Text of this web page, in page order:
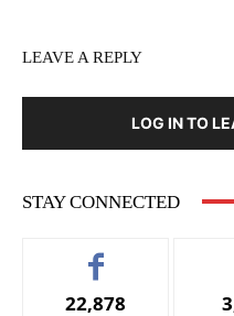
LEAVE A REPLY
LOG IN TO
STAY CONNECTED
22,878